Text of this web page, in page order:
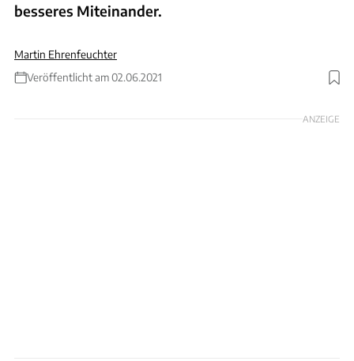
besseres Miteinander.
Martin Ehrenfeuchter
Veröffentlicht am 02.06.2021
Foto: Arturo Rivas
ANZEIGE